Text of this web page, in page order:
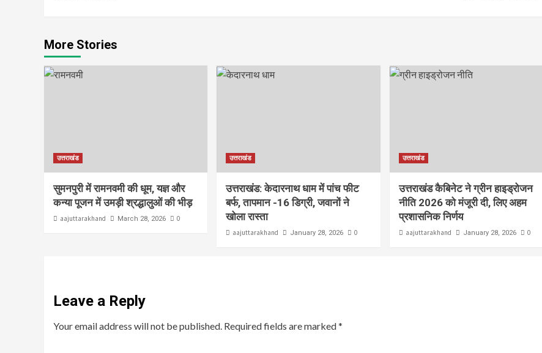
More Stories
उत्तराखंड
सुमनपुरी में रामनवमी की धूम, यज्ञ और
कन्या पूजन में उमड़ी श्रद्धालुओं की भीड़
aajuttarakhand March 28, 2026 0
उत्तराखंड
उत्तराखंड: केदारनाथ धाम में पांच फीट
बर्फ, तापमान -16 डिग्री, जवानों ने
खोला रास्ता
aajuttarakhand January 28, 2026 0
उत्तराखंड
उत्तराखंड कैबिनेट ने ग्रीन हाइड्रोजन
नीति 2026 को मंजूरी दी, लिए अहम
प्रशासनिक निर्णय
aajuttarakhand January 28, 2026 0
Leave a Reply
Your email address will not be published. Required fields are marked*